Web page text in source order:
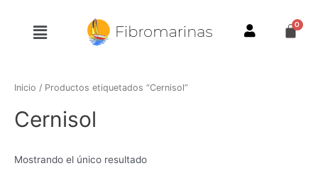
contenido
Menú
Inicio / Productos etiquetados “Cernisol”
Cernisol
Mostrando el único resultado